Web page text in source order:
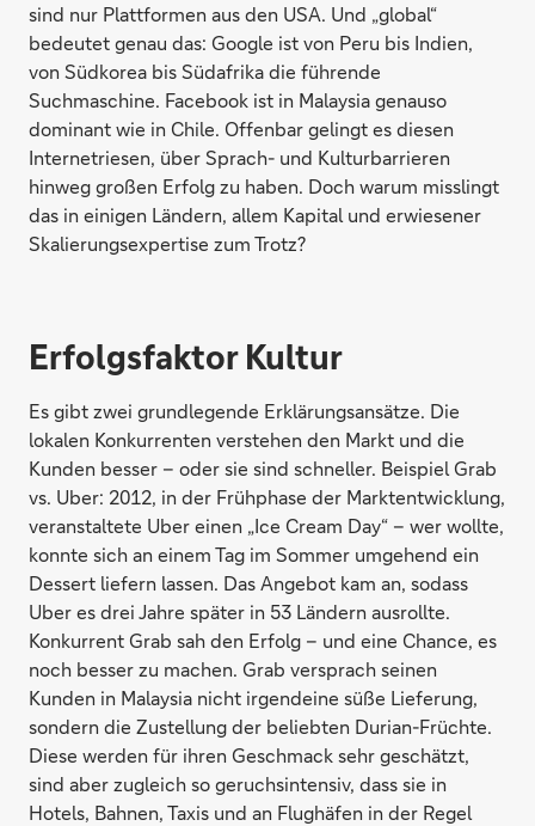
sind nur Plattformen aus den USA. Und „global“
bedeutet genau das: Google ist von Peru bis Indien,
von Südkorea bis Südafrika die führende
Suchmaschine. Facebook ist in Malaysia genauso
dominant wie in Chile. Offenbar gelingt es diesen
Internetriesen, über Sprach- und Kulturbarrieren
hinweg großen Erfolg zu haben. Doch warum misslingt
das in einigen Ländern, allem Kapital und erwiesener
Skalierungsexpertise zum Trotz?
Erfolgsfaktor Kultur
Es gibt zwei grundlegende Erklärungsansätze. Die
lokalen Konkurrenten verstehen den Markt und die
Kunden besser – oder sie sind schneller. Beispiel Grab
vs. Uber: 2012, in der Frühphase der Marktentwicklung,
veranstaltete Uber einen „Ice Cream Day“ – wer wollte,
konnte sich an einem Tag im Sommer umgehend ein
Dessert liefern lassen. Das Angebot kam an, sodass
Uber es drei Jahre später in 53 Ländern ausrollte.
Konkurrent Grab sah den Erfolg – und eine Chance, es
noch besser zu machen. Grab versprach seinen
Kunden in Malaysia nicht irgendeine süße Lieferung,
sondern die Zustellung der beliebten Durian-Früchte.
Diese werden für ihren Geschmack sehr geschätzt,
sind aber zugleich so geruchsintensiv, dass sie in
Hotels, Bahnen, Taxis und an Flughäfen in der Regel